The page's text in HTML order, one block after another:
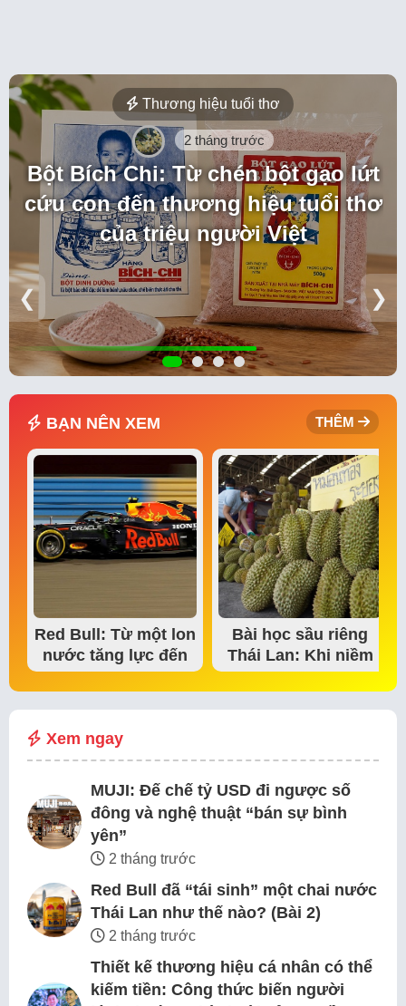
Thương hiệu tuổi thơ
2 tháng trước
Bột Bích Chi: Từ chén bột gạo lứt
cứu con đến thương hiệu tuổi thơ
của triệu người Việt
❮ ❯
BẠN NÊN XEM THÊM
Red Bull: Từ một lon
nước tăng lực đến
đế chế thể…
Bài học sầu riêng
Thái Lan: Khi niềm
tin thị trường bắt…
Xem ngay
MUJI: Đế chế tỷ USD đi ngược số
đông và nghệ thuật “bán sự bình
yên”
2 tháng trước
Red Bull đã “tái sinh” một chai nước
Thái Lan như thế nào? (Bài 2)
2 tháng trước
Thiết kế thương hiệu cá nhân có thể
kiếm tiền: Công thức biến người